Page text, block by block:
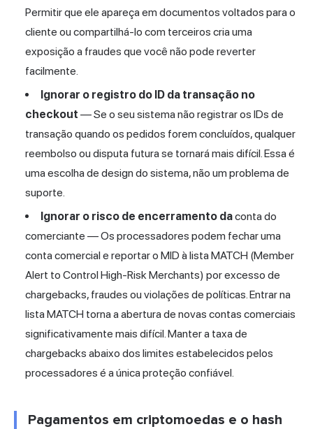
Permitir que ele apareça em documentos voltados para o
cliente ou compartilhá-lo com terceiros cria uma
exposição a fraudes que você não pode reverter
facilmente.
Ignorar o registro do ID da transação no
checkout — Se o seu sistema não registrar os IDs de
transação quando os pedidos forem concluídos, qualquer
reembolso ou disputa futura se tornará mais difícil. Essa é
uma escolha de design do sistema, não um problema de
suporte.
Ignorar o risco de encerramento daconta do
comerciante — Os processadores podem fechar uma
conta comercial e reportar o MID à lista MATCH (Member
Alert to Control High-Risk Merchants) por excesso de
chargebacks, fraudes ou violações de políticas. Entrar na
lista MATCH torna a abertura de novas contas comerciais
significativamente mais difícil. Manter a taxa de
chargebacks abaixo dos limites estabelecidos pelos
processadores é a única proteção confiável.
Pagamentos em criptomoedas e o hash